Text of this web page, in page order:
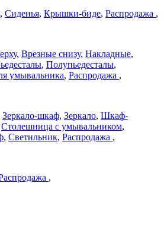
, Сиденья, Крышки-биде, Распродажа ,
, Врезные снизу, Накладные,
, Полупьедесталы,
умывальника, Распродажа ,
Зеркало-шкаф, Зеркало, Шкаф-
Столешница с умывальником,
, Светильник, Распродажа ,
,